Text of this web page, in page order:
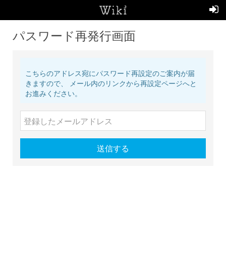
パスワード再発行画面
こちらのアドレス宛にパスワード再設定のご案内が届
きますので、 メール内のリンクから再設定ページへと
お進みください。
送信する